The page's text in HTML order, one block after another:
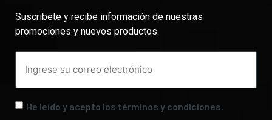
Suscribete y recibe información de nuestras
promociones y nuevos productos.
He leído y acepto los términos y condiciones.